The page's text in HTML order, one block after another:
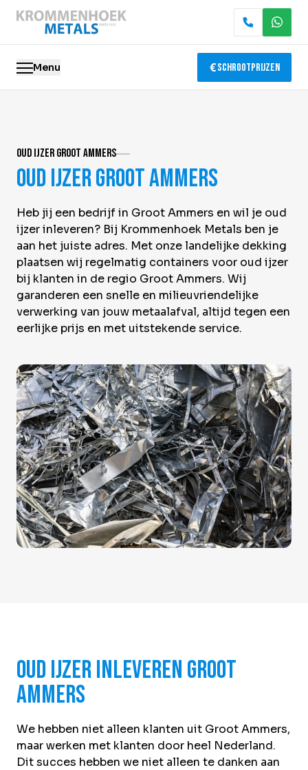
Menu Schrootprijzen
Elektronica recycling
Slopen & demontage
Katalysator recycling
Containerservice
Locaties
Over Krommenhoek
Sustainability
NL
Direct inleveren Ophaalservice
Oud ijzer Groot Ammers
Oud ijzer Groot Ammers
Heb jij een bedrijf in Groot Ammers en wil je oud
ijzer inleveren? Bij Krommenhoek Metals ben je
aan het juiste adres. Met onze landelijke dekking
plaatsen wij regelmatig containers voor oud ijzer
bij klanten in de regio Groot Ammers. Wij
garanderen een snelle en milieuvriendelijke
verwerking van jouw metaalafval, altijd tegen een
eerlijke prijs en met uitstekende service.
Oud ijzer inleveren Groot
Ammers
We hebben niet alleen klanten uit Groot Ammers,
maar werken met klanten door heel Nederland.
Dit succes hebben we niet alleen te danken aan